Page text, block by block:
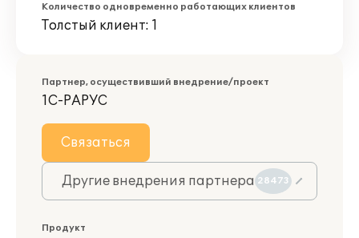
Количество одновременно работающих клиентов
Толстый клиент: 1
Партнер, осуществивший внедрение/проект
1С-РАРУС
Связаться
Другие внедрения партнера 28473
Продукт